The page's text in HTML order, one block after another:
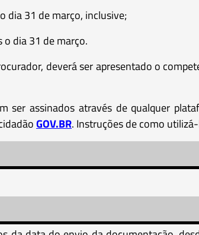
dia 31 de março, inclusive;
o dia 31 de março.
deverá ser apresentado o
ser assinados através de qualquer
GOV.BR. Instruções de como